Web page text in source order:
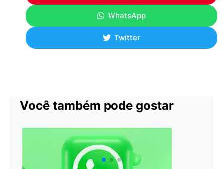
WhatsApp
Twitter
Você também pode gostar